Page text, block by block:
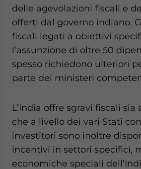
delle agevolazioni fiscali e
offerti dal governo indiano.
fiscali legati a obiettivi
l’assunzione di oltre 50
spesso richiedono ulteriori
parte dei ministeri
L’India offre sgravi fiscali
che a livello dei vari Stati
investitori sono inoltre
incentivi in settori specifici,
economiche speciali
website. Please send me business news and updates
for Asia!
- case sensitive